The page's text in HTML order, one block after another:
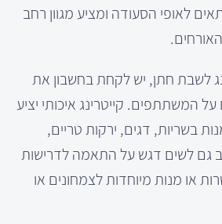
לאופי הסעודה ומציע מגוון רחב
לשבת חתן, יש לקחת בחשבון את
על המשתתפים. קייטרינג איכותי יציע
בשריות, דגים, ירקות טריים,
גם לשים דגש על התאמה לדרישות
או מנות מיוחדות לצמחונים או